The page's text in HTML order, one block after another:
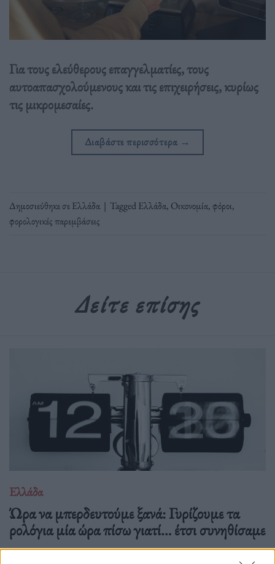
Για τους ελεύθερους επαγγελματίες, τους
αυτοαπασχολούμενους και τις επιχειρήσεις, κυρίως
τις μικρομεσαίες.
Διαβάστε περισσότερα →
Δημοσιεύθηκε σεΕλλάδα | TaggedΕλλάδα, Οικονομία,φόροι,
φορολογικές παρεμβάσεις
Δείτε επίσης
Ελλάδα
Ώρα να μπερδευτούμε ξανά: Γυρίζουμε τα
ρολόγια μία ώρα πίσω γιατί… έτσι συνηθίσαμε
16.10.25